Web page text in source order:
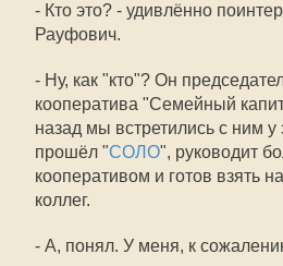
- Кто это? - удивлённо
Рауфович.
- Ну, как "кто"? Он
кооператива "Семейный
назад мы встретились с ним
прошёл "СОЛО", руководит
кооперативом и готов взять
коллег.
- А, понял. У меня, к